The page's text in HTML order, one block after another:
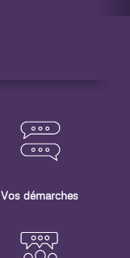
Vos démarches